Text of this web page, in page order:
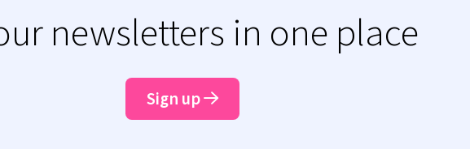
newsletters in one place
Sign up